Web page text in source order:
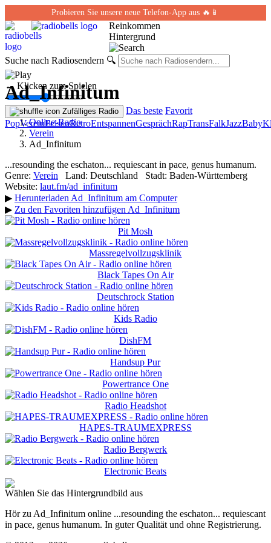
Probieren Sie unsere neue Telefon-App aus 🔥📱
Reinkommen
Hintergrund
Suche nach Radiosendern 🔍
← Klicken zum Spielen
Zufälliges Radio Das beste Favorit
PopVereinFelsenRetroEntspannenGesprächRapTransFalkJazzBaby
Ad_Infinitum
Online-Radio
Verein
Ad_Infinitum
...resounding the eschaton... requiescant in pace, genus humanum.
Genre: Verein Land: Deutschland Stadt: Baden-Württemberg
Website: laut.fm/ad_infinitum
▶ Herunterladen Ad_Infinitum am Computer
▶ Zu den Favoriten hinzufügen Ad_Infinitum
Pit Mosh
Massregelvollzugsklinik
Black Tapes On Air
Deutschrock Station
Kids Radio
DishFM
Handsup Pur
Powertrance One
Radio Headshot
HAPES-TRAUMEXPRESS
Radio Bergwerk
Electronic Beats
Wählen Sie das Hintergrundbild aus
Hör zu Ad_Infinitum online ...resounding the eschaton... requiescant
in pace, genus humanum. In guter Qualität und ohne Registrierung.